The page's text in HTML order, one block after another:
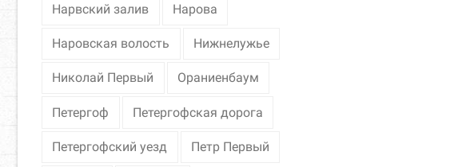
Нарвский залив Нарова
Наровская волость Нижнелужье
Николай Первый Ораниенбаум
Петергоф Петергофская дорога
Петергофский уезд Петр Первый